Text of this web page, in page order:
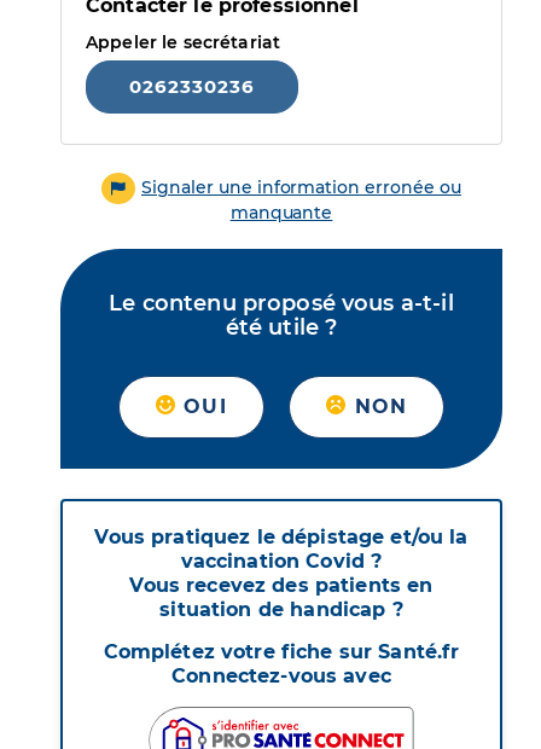
Contacter le professionnel
Appeler le secrétariat
0262330236
Signaler une information erronée ou
manquante
Le contenu proposé vous a-t-il
été utile ?
OUI NON
Vous pratiquez le dépistage et/ou la
vaccination Covid ?
Vous recevez des patients en
situation de handicap ?
Complétez votre fiche sur Santé.fr
Connectez-vous avec